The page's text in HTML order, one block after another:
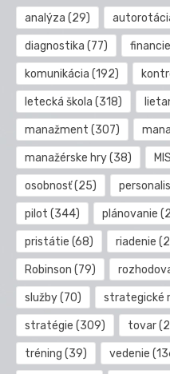
analýza (29)
diagnostika (77) financie
komunikácia (192)
letecká škola (318)
manažment (307)
manažérske hry(38) MIS
osobnosť(25)
pilot (344) plánovanie
pristátie (68) riadenie
Robinson (79)
služby(70) strategické
stratégie (309) tovar
tréning (39) vedenie